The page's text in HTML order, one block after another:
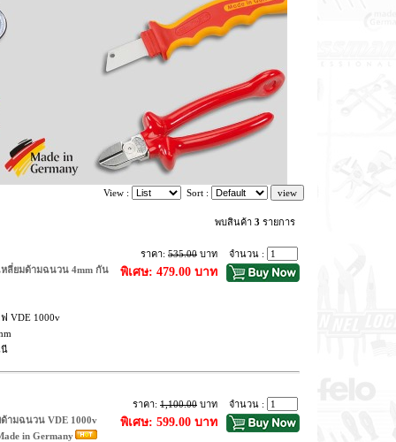
View : Sort :
พบสินค้า 3 รายการ
ลี่ยมด้ามฉนวน 4mm กัน
VDE 1000v
นี
ราคา: 535.00 บาท
พิเศษ: 479.00 บาท
จำนวน :
ามฉนวน VDE 1000v
in Germany
ราคา: 1,100.00 บาท
พิเศษ: 599.00 บาท
จำนวน :